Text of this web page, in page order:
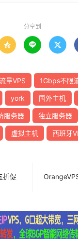
分享到
  
量VPS 1Gbps不限
york 国外主机
服务器 独立服务器
虚拟主机 西班牙
折促